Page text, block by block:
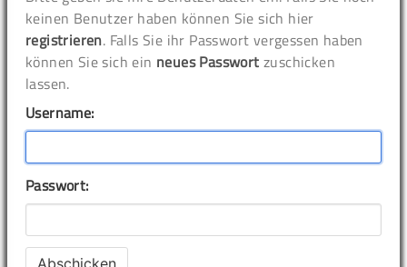
keinen Benutzer haben können Sie sich hier
registrieren. Falls Sie ihr Passwort vergessen haben
können Sie sich ein neues Passwort zuschicken
lassen.
Username:
Passwort: